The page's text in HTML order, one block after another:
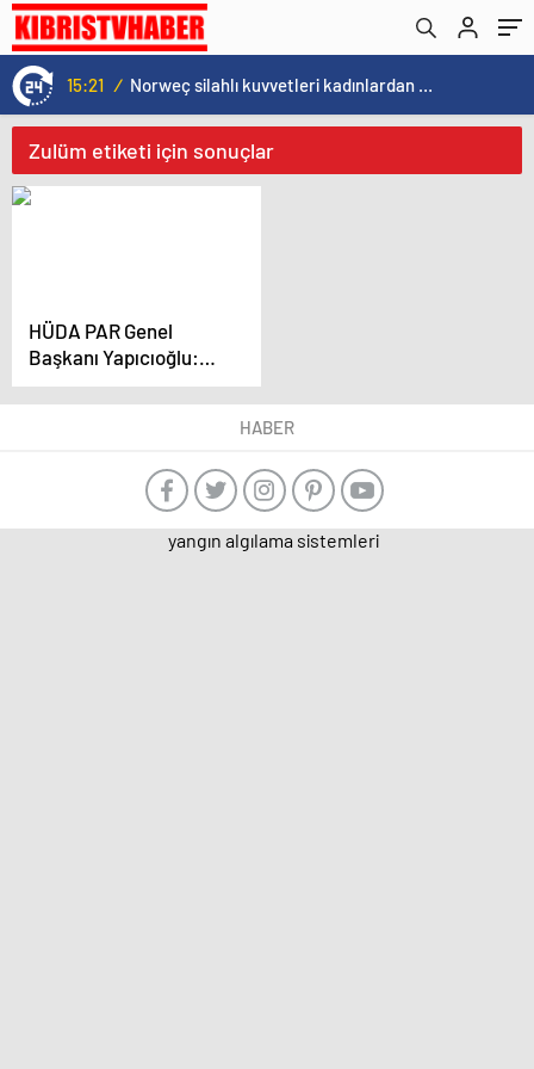
15:21 / Norweç silahlı kuvvetleri kadınlardan oluşan özel kuvvetler eğitimlerini başlattı.
Zulüm etiketi için sonuçlar
HÜDA PAR Genel
Başkanı Yapıcıoğlu:
Gazze’deki soykırım
devam ederse seçim
HABER
yangın algılama sistemleri